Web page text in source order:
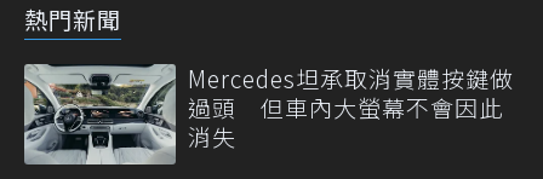
熱門新聞
Mercedes坦承取消實體按鍵做
過頭 但車內大螢幕不會因此
消失